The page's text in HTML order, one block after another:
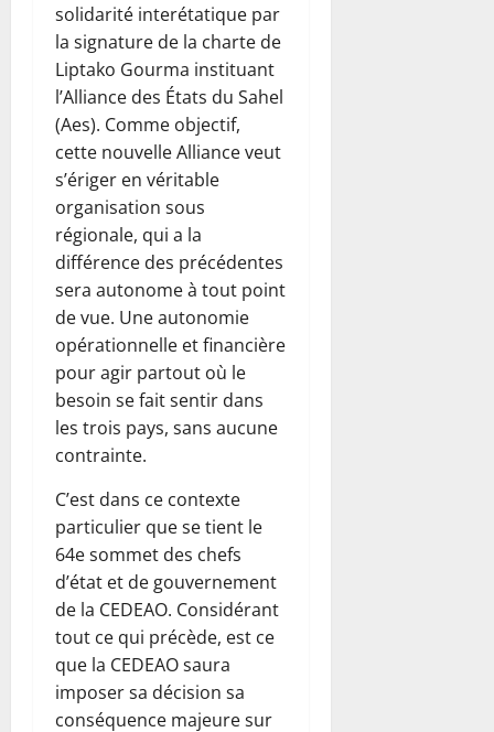
solidarité interétatique par
la signature de la charte de
Liptako Gourma instituant
l’Alliance des États du Sahel
(Aes). Comme objectif,
cette nouvelle Alliance veut
s’ériger en véritable
organisation sous
régionale, qui a la
différence des précédentes
sera autonome à tout point
de vue. Une autonomie
opérationnelle et financière
pour agir partout où le
besoin se fait sentir dans
les trois pays, sans aucune
contrainte.
C’est dans ce contexte
particulier que se tient le
64e sommet des chefs
d’état et de gouvernement
de la CEDEAO. Considérant
tout ce qui précède, est ce
que la CEDEAO saura
imposer sa décision sa
conséquence majeure sur